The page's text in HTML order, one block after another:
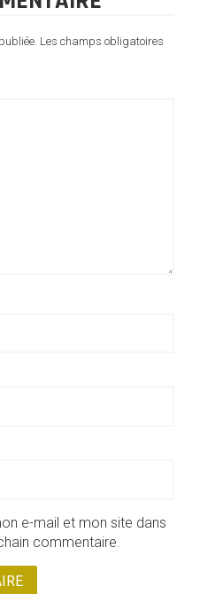
Les champs obligatoires
e-mail et mon site dans
commentaire.